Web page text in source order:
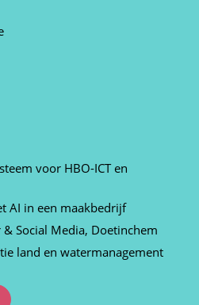
voor HBO-ICT en
AI in een maakbedrijf
Social Media, Doetinchem
land en watermanagement